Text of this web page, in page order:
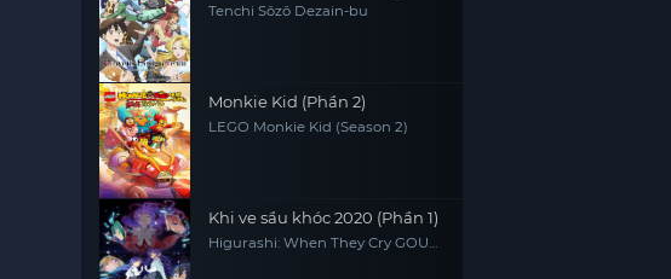
Tenchi Sōzō Dezain-bu
Monkie Kid (Phần 2)
LEGO Monkie Kid (Season 2)
Khi ve sầu khóc 2020 (Phần 1)
Higurashi: When They Cry GOU